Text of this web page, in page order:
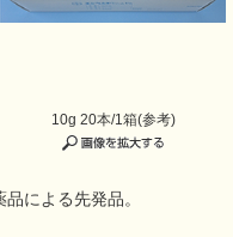
10g 20本/1箱(参考)
による先発品。